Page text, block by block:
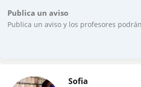
Publica un aviso
Publica un aviso y los profesores
Sofia